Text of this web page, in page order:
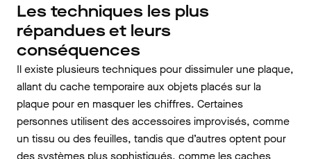
Les techniques les plus
répandues et leurs
conséquences
Il existe plusieurs techniques pour dissimuler une plaque,
allant du cache temporaire aux objets placés sur la
plaque pour en masquer les chiffres. Certaines
personnes utilisent des accessoires improvisés, comme
un tissu ou des feuilles, tandis que d’autres optent pour
des systèmes plus sophistiqués, comme les caches